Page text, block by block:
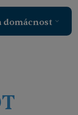
domácnost